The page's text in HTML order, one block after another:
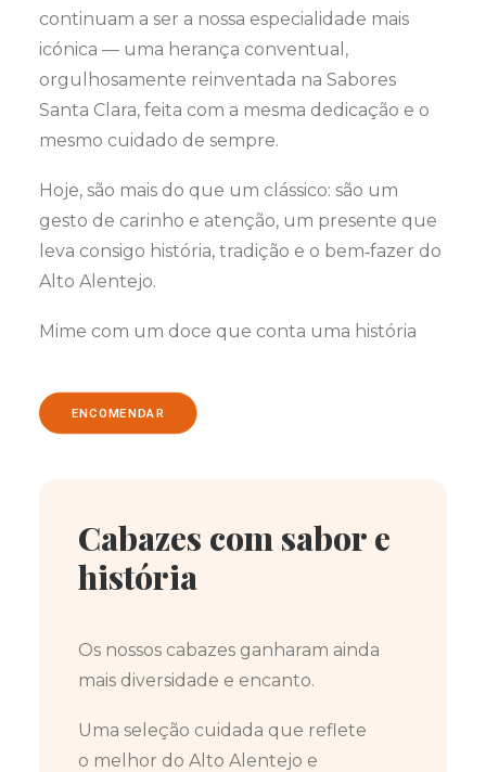
continuam a ser a nossa especialidade mais
icónica — uma herança conventual,
orgulhosamente reinventada na Sabores
Santa Clara, feita com a mesma dedicação e o
mesmo cuidado de sempre.
Hoje, são mais do que um clássico: são um
gesto de carinho e atenção, um presente que
leva consigo história, tradição e o bem‑fazer do
Alto Alentejo.
Mime com um doce que conta uma história
ENCOMENDAR
Cabazes com sabor e
história
Os nossos cabazes ganharam ainda
mais diversidade e encanto.
Uma seleção cuidada que reflete
o melhor do Alto Alentejo e